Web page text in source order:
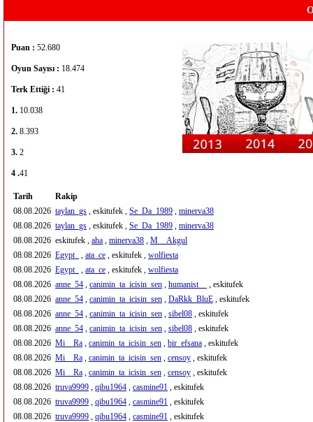
Puan : 52.680
Oyun Sayısı : 18.474
Terk Ettiği : 41
1. 10.038
2. 8.393
3. 2
4 .41
Tarih
Rakip
08.08.2026 taylan_gs , eskitufek , Se_Da_1989 , minerva38
08.08.2026 taylan_gs , eskitufek , Se_Da_1989 , minerva38
08.08.2026 eskitufek , aha , minerva38 , M__Akgul
08.08.2026 Egypt_ , ata_ce , eskitufek , wolfiesta
08.08.2026 Egypt_ , ata_ce , eskitufek , wolfiesta
08.08.2026 anne_54 , canimin_ta_icisin_sen , humanist__
, eskitufek
08.08.2026 anne_54 , canimin_ta_icisin_sen , DaRkk_BluE , eskitufek
08.08.2026 anne_54 , canimin_ta_icisin_sen , sibel08 , eskitufek
08.08.2026 anne_54 , canimin_ta_icisin_sen , sibel08 , eskitufek
08.08.2026 Mi__Ra , canimin_ta_icisin_sen , bir_efsana , eskitufek
08.08.2026 Mi__Ra , canimin_ta_icisin_sen , censoy , eskitufek
08.08.2026 Mi__Ra , canimin_ta_icisin_sen , censoy , eskitufek
08.08.2026 truva9999 , qibu1964 , casmine91 , eskitufek
08.08.2026 truva9999 , qibu1964 , casmine91 , eskitufek
08.08.2026 truva9999 , qibu1964 , casmine91 , eskitufek